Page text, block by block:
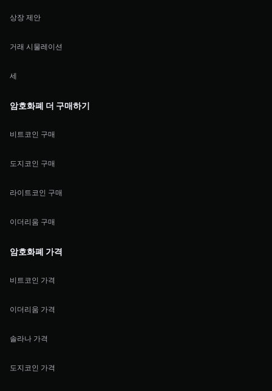
상장 제안
거래 시물레이션
세
암호화폐 더 구매하기
비트코인 구매
도지코인 구매
라이트코인 구매
이더리움 구매
암호화폐 가격
비트코인 가격
이더리움 가격
솔라나 가격
도지코인 가격